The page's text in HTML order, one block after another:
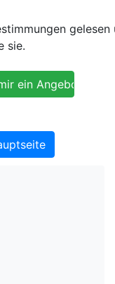
gelesen
sie.